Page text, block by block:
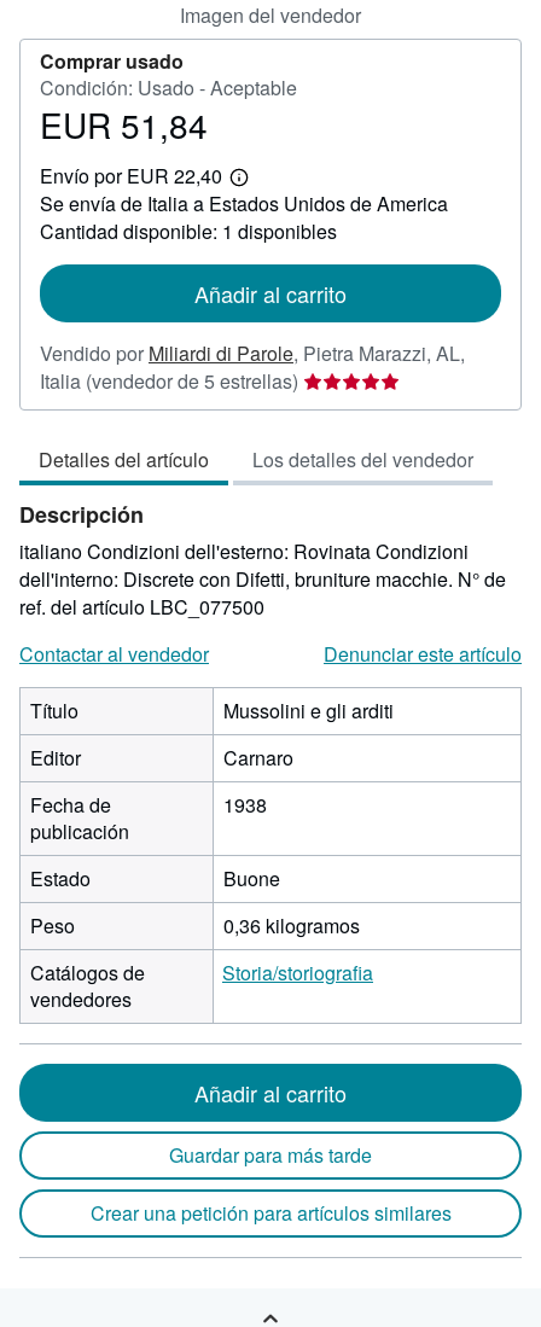
Imagen del vendedor
Comprar usado
Condición: Usado - Aceptable
Precio
51,84
EUR 51,84
Envío por EUR 22,40
Más
información
sobre
las
envío
Se envía de Italia a Estados Unidos de America
Cantidad disponible: 1 disponibles
Añadir al carrito
Vendido por Miliardi di Parole, Pietra Marazzi, AL,
Italia (vendedor de 5 estrellas) Calificación
del
5
de
estrellas
Detalles del artículo Los detalles del vendedor
Descripción
italiano Condizioni dell'esterno: Rovinata Condizioni
dell'interno: Discrete con Difetti, bruniture macchie. N° de
ref. del artículo LBC_077500
Contactar al vendedor
Denunciar este artículo
Título
Mussolini e gli arditi
Editor
Carnaro
Fecha de
publicación
1938
Estado
Buone
Peso
0,36 kilogramos
Catálogos de
vendedores
Storia/storiografia
Añadir al carrito
Guardar para más tarde
Crear una petición para artículos similares